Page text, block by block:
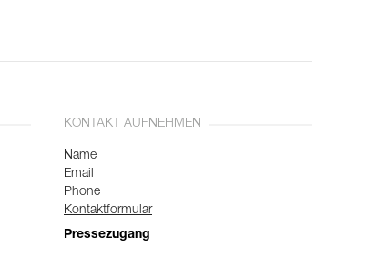
KONTAKT AUFNEHMEN
Name
Email
Phone
Kontaktformular
Pressezugang